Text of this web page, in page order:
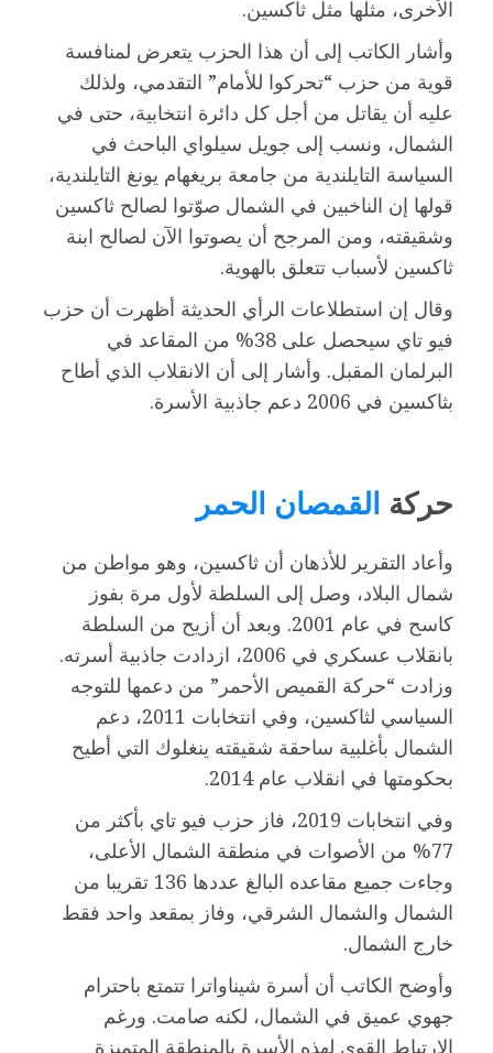
الأخرى، مثلها مثل ثاكسين.
وأشار الكاتب إلى أن هذا الحزب يتعرض لمنافسة
قوية من حزب “تحركوا للأمام” التقدمي، ولذلك
عليه أن يقاتل من أجل كل دائرة انتخابية، حتى في
الشمال، ونسب إلى جويل سيلواي الباحث في
السياسة التايلندية من جامعة بريغهام يونغ التايلندية،
قولها إن الناخبين في الشمال صوّتوا لصالح ثاكسين
وشقيقته، ومن المرجح أن يصوتوا الآن لصالح ابنة
ثاكسين لأسباب تتعلق بالهوية.
وقال إن استطلاعات الرأي الحديثة أظهرت أن حزب
فيو تاي سيحصل على 38% من المقاعد في
البرلمان المقبل. وأشار إلى أن الانقلاب الذي أطاح
بثاكسين في 2006 دعم جاذبية الأسرة.
حركة القمصان الحمر
وأعاد التقرير للأذهان أن ثاكسين، وهو مواطن من
شمال البلاد، وصل إلى السلطة لأول مرة بفوز
كاسح في عام 2001. وبعد أن أزيح من السلطة
بانقلاب عسكري في 2006، ازدادت جاذبية أسرته.
وزادت “حركة القميص الأحمر” من دعمها للتوجه
السياسي لثاكسين، وفي انتخابات 2011، دعم
الشمال بأغلبية ساحقة شقيقته ينغلوك التي أطيح
بحكومتها في انقلاب عام 2014.
وفي انتخابات 2019، فاز حزب فيو تاي بأكثر من
77% من الأصوات في منطقة الشمال الأعلى،
وجاءت جميع مقاعده البالغ عددها 136 تقريبا من
الشمال والشمال الشرقي، وفاز بمقعد واحد فقط
خارج الشمال.
وأوضح الكاتب أن أسرة شيناواترا تتمتع باحترام
جهوي عميق في الشمال، لكنه صامت. ورغم
الارتباط القوي لهذه الأسرة بالمنطقة المتميزة